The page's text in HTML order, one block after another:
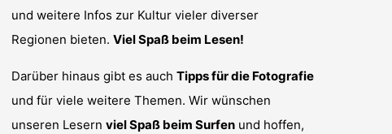
und weitere Infos zur Kultur vieler diverser
Regionen bieten. Viel Spaß beim Lesen!
Darüber hinaus gibt es auch Tipps für die Fotografie
und für viele weitere Themen. Wir wünschen
unseren Lesern viel Spaß beim Surfen und hoffen,